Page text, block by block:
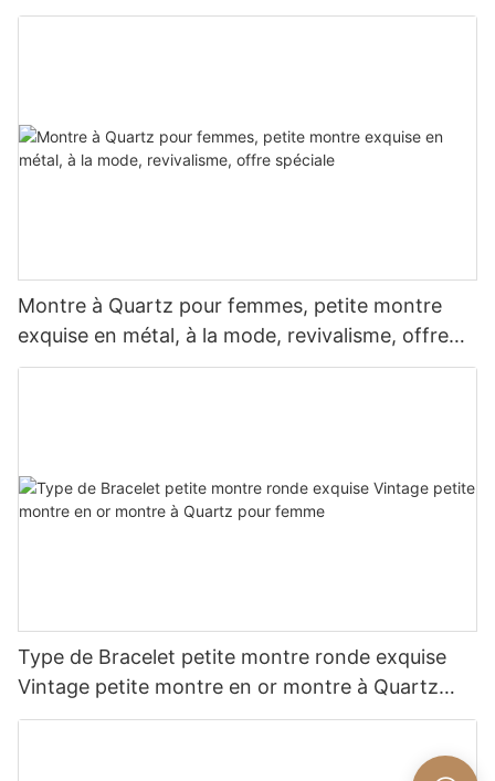
Quartz britannique Simple
Montre à Quartz pour femmes, petite montre
exquise en métal, à la mode, revivalisme, offre
spéciale
Type de Bracelet petite montre ronde exquise
Vintage petite montre en or montre à Quartz
pour femme